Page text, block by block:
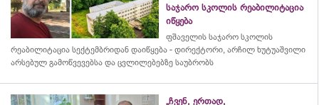
საჯარო სკოლის რეაბილიტაცია
იწყება
ფშაველის საჯარო სკოლის
რეაბილიტაცია სექტემბრიდან დაიწყება - დირექტორი, არჩილ ხუტუაშვილი
არსებულ გამოწვევებსა და ცვლილებებზე საუბრობს
„ჩვენ, ერთად,